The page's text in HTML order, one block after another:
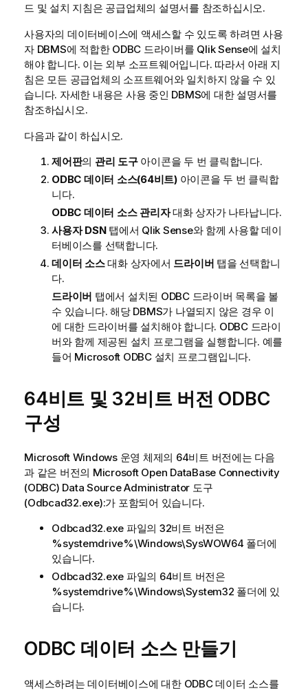
드 및 설치 지침은 공급업체의 설명서를 참조하십시오.
사용자의 데이터베이스에 액세스할 수 있도록 하려면 사용
자 DBMS에 적합한 ODBC 드라이버를 Qlik Sense에 설치
해야 합니다. 이는 외부 소프트웨어입니다. 따라서 아래 지
침은 모든 공급업체의 소프트웨어와 일치하지 않을 수 있
습니다. 자세한 내용은 사용 중인 DBMS에 대한 설명서를
참조하십시오.
다음과 같이 하십시오.
제어판의 관리 도구아이콘을 두 번 클릭합니다.
ODBC 데이터 소스(64비트)아이콘을 두 번 클릭합
니다.
ODBC 데이터 소스 관리자대화 상자가 나타납니다.
사용자 DSN탭에서 Qlik Sense와 함께 사용할 데이
터베이스를 선택합니다.
데이터 소스대화 상자에서 드라이버 탭을 선택합니
다.
드라이버 탭에서 설치된 ODBC드라이버 목록을 볼
수 있습니다. 해당 DBMS가 나열되지 않은 경우 이
에 대한 드라이버를 설치해야 합니다. ODBC드라이
버와 함께 제공된 설치 프로그램을 실행합니다. 예를
들어 Microsoft ODBC설치 프로그램입니다.
64비트 및 32비트 버전 ODBC
구성
Microsoft Windows운영 체제의 64비트 버전에는 다음
과 같은 버전의 Microsoft Open DataBase Connectivity
(ODBC) Data Source Administrator 도구
(Odbcad32.exe):가 포함되어 있습니다.
Odbcad32.exe 파일의 32비트 버전은
%systemdrive%\Windows\SysWOW64 폴더에
있습니다.
Odbcad32.exe 파일의 64비트 버전은
%systemdrive%\Windows\System32 폴더에 있
습니다.
ODBC 데이터 소스 만들기
액세스하려는 데이터베이스에 대한 ODBC데이터 소스를